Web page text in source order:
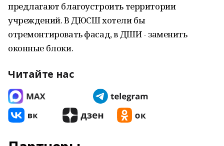
предлагают благоустроить территории
учреждений. В ДЮСШ хотели бы
отремонтировать фасад, в ДШИ - заменить
оконные блоки.
Читайте нас